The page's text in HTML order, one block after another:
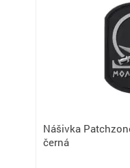
Nášivka
černá